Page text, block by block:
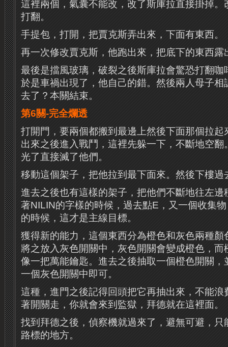
這裡兩個，氣囊不能改，改了斯庫拉直接掛掉。
打翻。
手提包，打開，把賈克斯弄出來，下面有東西。
再一次修改賈克斯，他跑出來，把底下的東西露
最後是擋風玻璃，破裂之後斯庫拉會驚恐打翻咖
於是車禍出現了，他自己的錯。然後兩人母子
去了？本關結束。
第6關-完全爛透
打開門，要兩個都搬到最邊上然後下面那個拉起
出來之後進入戰鬥，這裡先躲一下，不斷地空
光了直接滅了他們。
移動這個架子，把他拉到最下面來。然後下樓過
進去之後也有這樣的架子，把他們不斷地往左邊
著NILIN的字樣的時候，過去點E，又一個收集
的時候，這才是主線目標。
獲得新的能力，這個東西分為橙色和灰色兩種顏
將之放入灰色開關中，灰色開關會變成橙色，
像一把萬能鑰匙。進去之後抽取一個橙色開關，
一個灰色開關中即可。
這種，進門之後記得回頭把它再抽出來，不能浪
著開關走，你就會來到監獄，拜德就在這裡面。
找到拜德之後，偵察機就過來了，避無可避，只
路標的地方。